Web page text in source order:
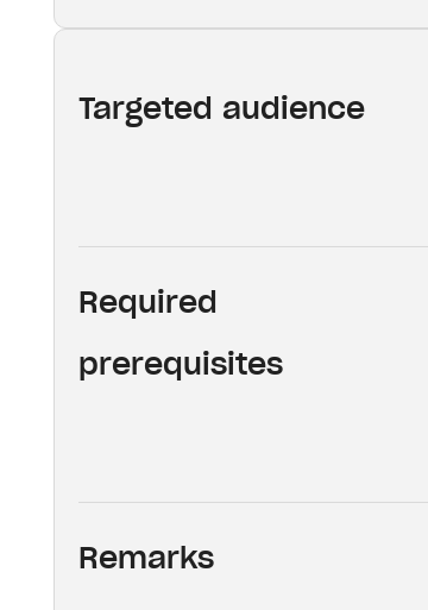
Targeted audience
Required
prerequisites
Remarks